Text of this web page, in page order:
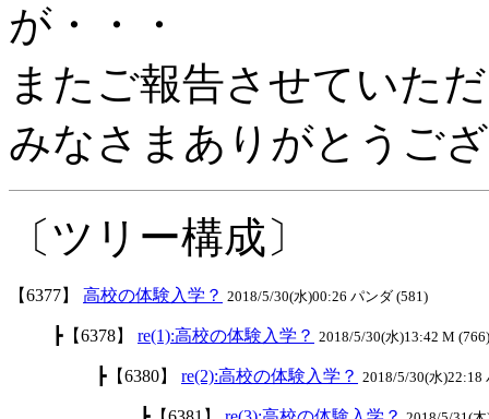
が・・・
またご報告させていた
みなさまありがとうご
〔ツリー構成〕
【6377】 高校の体験入学？ 2018/5/30(水)00:26 パンダ (581)
┣【6378】 re(1):高校の体験入学？ 2018/5/30(水)13:42 M (766)
┣【6380】 re(2):高校の体験入学？ 2018/5/30(水)22:18